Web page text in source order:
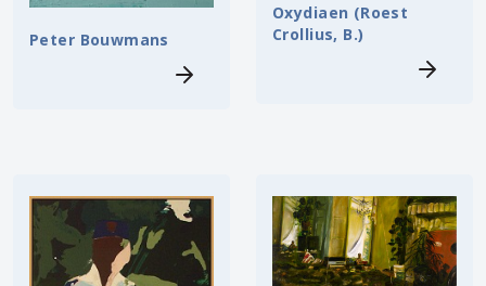
Peter Bouwmans
Oxydiaen (Roest
Crollius, B.)